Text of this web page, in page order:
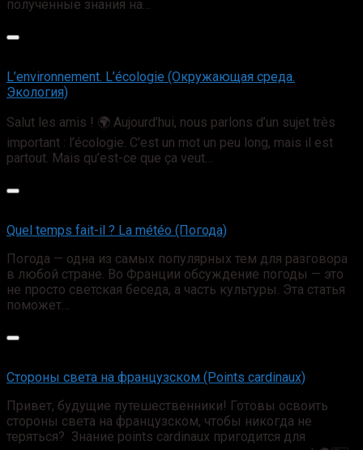
полученные знания на…
L’environnement. L’écologie (Окружающая среда.
Экология)
Salut les amis ! 🌍 Aujourd’hui, nous parlons d’un sujet très
important : l’écologie. C’est un mot un peu long, mais il est
partout. Mais qu’est-ce que ça veut…
Quel temps fait-il ? La météo (Погода)
Погода — одна из самых популярных тем для разговора
в любой стране. Во Франции обсуждение погоды — это
не просто светская беседа, а часть культуры. Эта статья
поможет…
Cтороны света на французском (Points cardinaux)
Привет, будущие путешественники! Готовы освоить
стороны света на французском, чтобы никогда не
теряться? Знание points cardinaux пригодится для